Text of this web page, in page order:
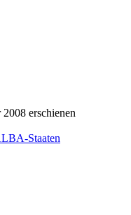
erschienen
Staaten